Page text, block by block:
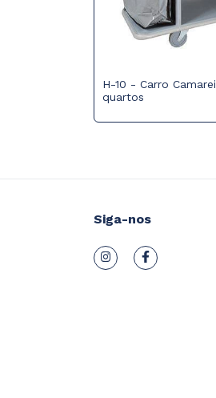
H-10 - Carro
quartos
Siga-nos